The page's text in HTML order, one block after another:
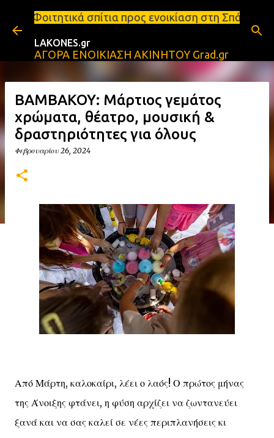
Μετάβαση στο κύριο περιεχόμενο
προς ενοικίαση στη Σπάρτη Ενοικιάσεις
LAKONES.gr
ΑΓΟΡΑ ΕΝΟΙΚΙΑΣΗ ΑΚΙΝΗΤΟΥ Grad.gr
ΒΑΜΒΑΚΟΥ: Μάρτιος γεμάτος
χρώματα, θέατρο, μουσική &
δραστηριότητες για όλους
Φεβρουαρίου 26, 2024
Από Μάρτη, καλοκαίρι, λέει ο λαός! Ο πρώτος μήνας
της Άνοιξης φτάνει, η φύση αρχίζει να ζωντανεύει
ξανά και να σας καλεί σε νέες περιπλανήσεις κι